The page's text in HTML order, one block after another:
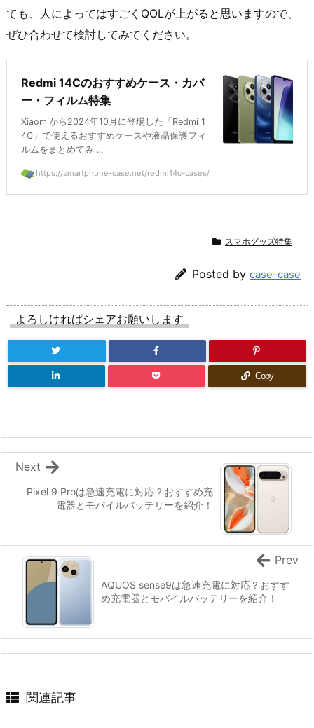
ても、人によってはすごくQOLが上がると思いますので、
ぜひ合わせて検討してみてください。
Redmi 14Cのおすすめケース・カバ
ー・フィルム特集
Xiaomiから2024年10月に登場した「Redmi 1
4C」で使えるおすすめケースや液晶保護フィ
ルムをまとめてみ ...
https://smartphone-case.net/redmi14c-cases/
スマホグッズ特集
Posted by case-case
よろしければシェアお願いします
Copy
Pixel 9 Proは急速充電に対応？おすすめ充
電器とモバイルバッテリーを紹介！
Next
AQUOS sense9は急速充電に対応？おすす
め充電器とモバイルバッテリーを紹介！
Prev
関連記事